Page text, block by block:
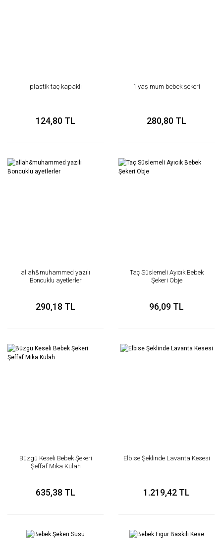
plastik taç kapaklı
124,80 TL
1 yaş mum bebek şekeri
280,80 TL
allah&muhammed yazılı
Boncuklu ayetlerler
290,18 TL
Taç Süslemeli Ayıcık Bebek
Şekeri Obje
96,09 TL
Büzgü Keseli Bebek Şekeri
Şeffaf Mika Külah
635,38 TL
Elbise Şeklinde Lavanta Kesesi
1.219,42 TL